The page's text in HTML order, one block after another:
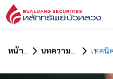
หน้าแรก บทความทั้งหมด